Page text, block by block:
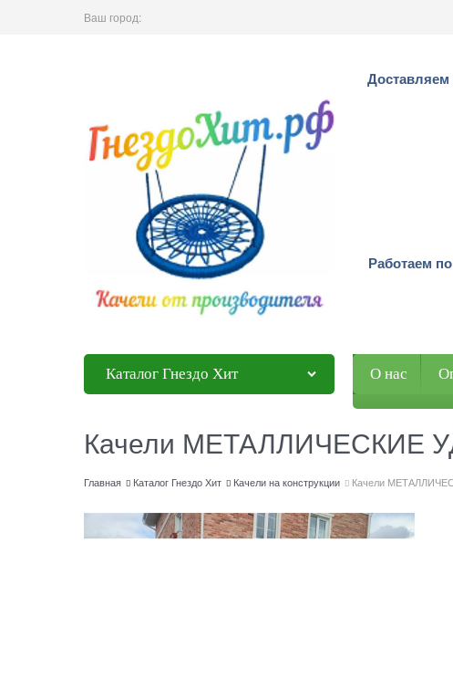
Ваш город:
Доставляем
Работаем
Каталог Гнездо Хит О нас
Качели МЕТАЛЛИЧЕСКИЕ
Главная Каталог Гнездо Хит Качели на конструкции Качели